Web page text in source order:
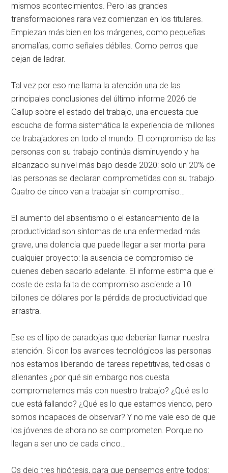
mismos acontecimientos. Pero las grandes
transformaciones rara vez comienzan en los titulares.
Empiezan más bien en los márgenes, como pequeñas
anomalías, como señales débiles. Como perros que
dejan de ladrar.
Tal vez por eso me llama la atención una de las
principales conclusiones del último informe 2026 de
Gallup sobre el estado del trabajo, una encuesta que
escucha de forma sistemática la experiencia de millones
de trabajadores en todo el mundo. El compromiso de las
personas con su trabajo continúa disminuyendo y ha
alcanzado su nivel más bajo desde 2020: solo un 20% de
las personas se declaran comprometidas con su trabajo.
Cuatro de cinco van a trabajar sin compromiso…
El aumento del absentismo o el estancamiento de la
productividad son síntomas de una enfermedad más
grave, una dolencia que puede llegar a ser mortal para
cualquier proyecto: la ausencia de compromiso de
quienes deben sacarlo adelante. El informe estima que el
coste de esta falta de compromiso asciende a 10
billones de dólares por la pérdida de productividad que
arrastra.
Ese es el tipo de paradojas que deberían llamar nuestra
atención. Si con los avances tecnológicos las personas
nos estamos liberando de tareas repetitivas, tediosas o
alienantes ¿por qué sin embargo nos cuesta
comprometernos más con nuestro trabajo? ¿Qué es lo
que está fallando? ¿Qué es lo que estamos viendo, pero
somos incapaces de observar? Y no me vale eso de que
los jóvenes de ahora no se comprometen. Porque no
llegan a ser uno de cada cinco…
Os dejo tres hipótesis, para que pensemos entre todos: